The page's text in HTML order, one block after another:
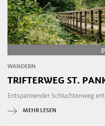
WANDERN
TRIFTERWEG ST.
Entspannender Schluchtenweg
MEHR LESEN